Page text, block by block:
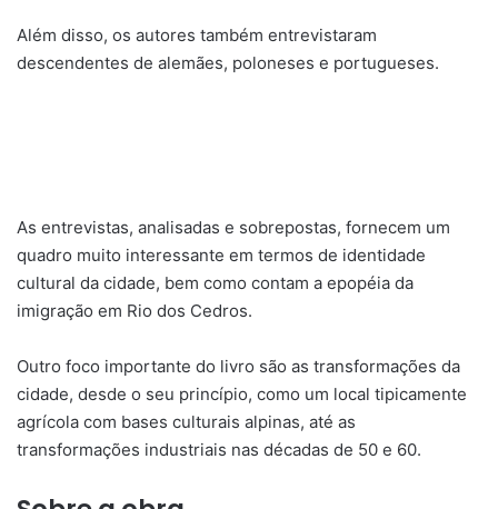
Além disso, os autores também entrevistaram
descendentes de alemães, poloneses e portugueses.
As entrevistas, analisadas e sobrepostas, fornecem um
quadro muito interessante em termos de identidade
cultural da cidade, bem como contam a epopéia da
imigração em Rio dos Cedros.
Outro foco importante do livro são as transformações da
cidade, desde o seu princípio, como um local tipicamente
agrícola com bases culturais alpinas, até as
transformações industriais nas décadas de 50 e 60.